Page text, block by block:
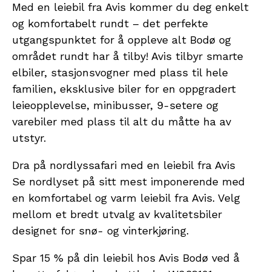
Med en leiebil fra Avis kommer du deg enkelt
og komfortabelt rundt – det perfekte
utgangspunktet for å oppleve alt Bodø og
området rundt har å tilby! Avis tilbyr smarte
elbiler, stasjonsvogner med plass til hele
familien, eksklusive biler for en oppgradert
leieopplevelse, minibusser, 9-setere og
varebiler med plass til alt du måtte ha av
utstyr.
Dra på nordlyssafari med en leiebil fra Avis
Se nordlyset på sitt mest imponerende med
en komfortabel og varm leiebil fra Avis. Velg
mellom et bredt utvalg av kvalitetsbiler
designet for snø- og vinterkjøring.
Spar 15 % på din leiebil hos Avis Bodø ved å